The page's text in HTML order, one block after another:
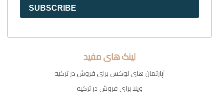
SUBSCRIBE
لینک های مفید
آپارتمان های لوکس برای فروش در ترکیه
ویلا برای فروش در ترکیه